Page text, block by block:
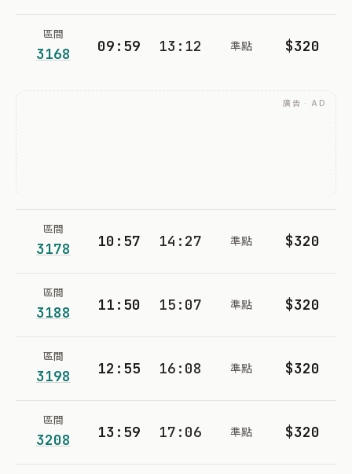
區間
3168 09:59 13:12 準點 $320
廣告 · AD
區間
3178 10:57 14:27 準點 $320
區間
3188 11:50 15:07 準點 $320
區間
3198 12:55 16:08 準點 $320
區間
3208 13:59 17:06 準點 $320